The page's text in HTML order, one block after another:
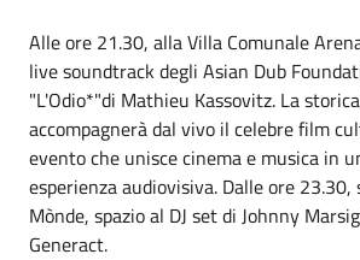
Alle ore 21.30, alla Villa Comunale
live soundtrack degli Asian Dub
"L'Odio*"di Mathieu Kassovitz. La
accompagnerà dal vivo il celebre film
evento che unisce cinema e musica in
esperienza audiovisiva. Dalle ore 23.30,
Mònde, spazio al DJ set di Johnny
Generact.